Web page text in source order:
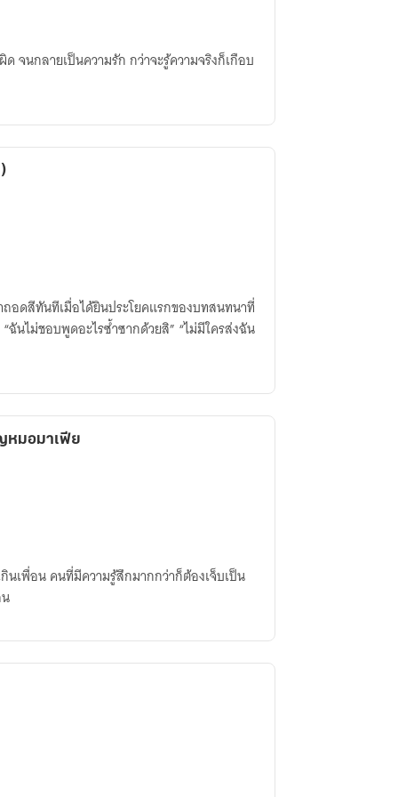
จนกลายเป็นความรัก กว่าจะรู้ความจริงก็เกือบ
หมอมาเฟีย
เพื่อน คนที่มีความรู้สึกมากกว่าก็ต้องเจ็บเป็น